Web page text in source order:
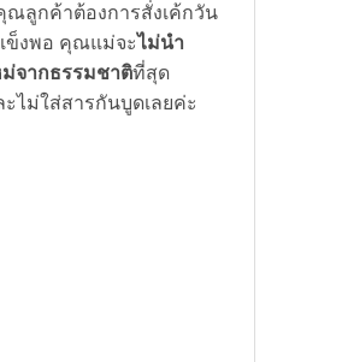
ณลูกค้าต้องการสั่งเค้กวัน
ข็งพอ คุณแม่จะไม่นำ
จากธรรมชาติที่สุด
ไม่ใส่สารกันบูดเลยค่ะ